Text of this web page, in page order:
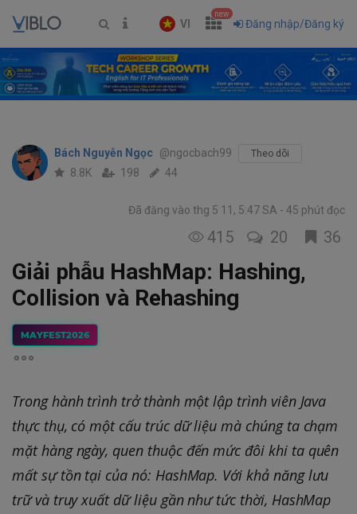
VI
new
Đăng nhập/Đăng ký
Bách Nguyễn Ngọc @ngocbach99 Theo dõi
8.8K 198 44
Đã đăng vào thg 5 11, 5:47 SA 45 phút đọc
415 20 36
Giải phẫu HashMap: Hashing,
Collision và Rehashing
MAYFEST2026
Trong hành trình trở thành một lập trình viên Java
thực thụ, có một cấu trúc dữ liệu mà chúng ta chạm
mặt hàng ngày, quen thuộc đến mức đôi khi ta quên
mất sự tồn tại của nó: HashMap. Với khả năng lưu
trữ và truy xuất dữ liệu gần như tức thời, HashMap